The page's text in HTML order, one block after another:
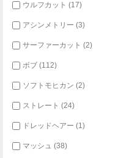
ウルフカット (17)
アシンメトリー (3)
サーファーカット (2)
ボブ (112)
ソフトモヒカン (2)
ストレート (24)
ドレッドヘアー (1)
マッシュ (38)